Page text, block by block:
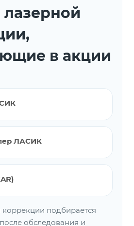
в акции
ЛАСИК
подбирается
обследования и